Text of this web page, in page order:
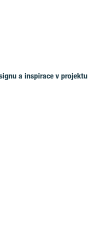
a inspirace v projektu